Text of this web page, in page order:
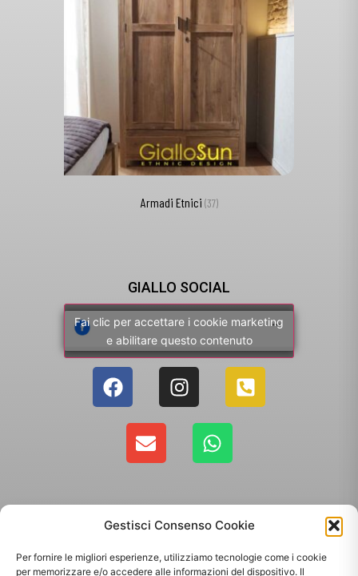
Gestisci Consenso Cookie
Per fornire le migliori esperienze, utilizziamo tecnologie come i cookie
per memorizzare e/o accedere alle informazioni del dispositivo. Il
Armadi Etnici (37)
GIALLO SOCIAL
Fai clic per accettare i cookie marketing
e abilitare questo contenuto